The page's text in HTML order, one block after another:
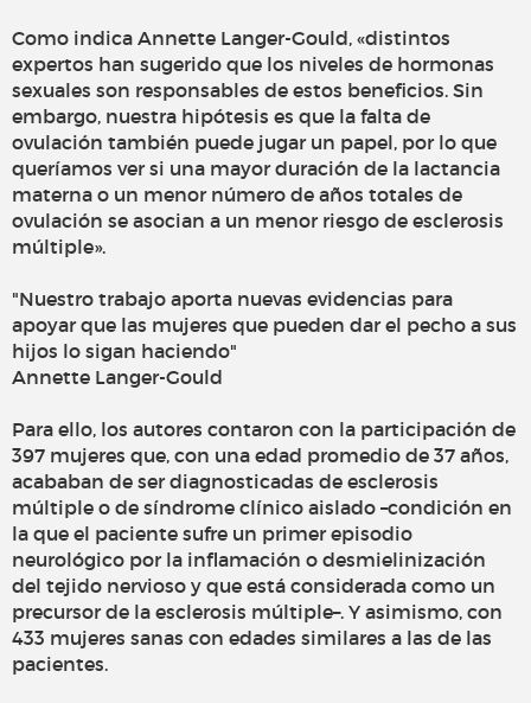
Como indica Annette Langer-Gould, «distintos
expertos han sugerido que los niveles de hormonas
sexuales son responsables de estos beneficios. Sin
embargo, nuestra hipótesis es que la falta de
ovulación también puede jugar un papel, por lo que
queríamos ver si una mayor duración de la lactancia
materna o un menor número de años totales de
ovulación se asocian a un menor riesgo de esclerosis
múltiple».
"Nuestro trabajo aporta nuevas evidencias para
apoyar que las mujeres que pueden dar el pecho a sus
hijos lo sigan haciendo"
Annette Langer-Gould
Para ello, los autores contaron con la participación de
397 mujeres que, con una edad promedio de 37 años,
acababan de ser diagnosticadas de esclerosis
múltiple o de síndrome clínico aislado –condición en
la que el paciente sufre un primer episodio
neurológico por la inflamación o desmielinización
del tejido nervioso y que está considerada como un
precursor de la esclerosis múltiple–. Y asimismo, con
433 mujeres sanas con edades similares a las de las
pacientes.